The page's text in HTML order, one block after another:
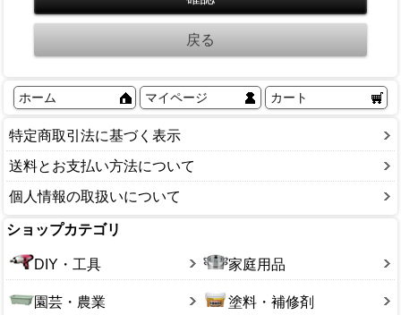
ホーム マイページ カート
特定商取引法に基づく表示
送料とお支払い方法について
個人情報の取扱いについて
ショップカテゴリ
DIY・工具 家庭用品
園芸・農業 塗料・補修剤